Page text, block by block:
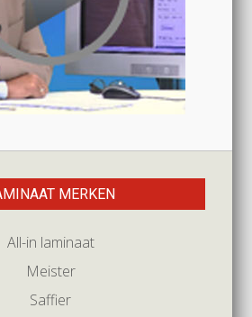
MERKEN
All-in laminaat
Meister
Saffier